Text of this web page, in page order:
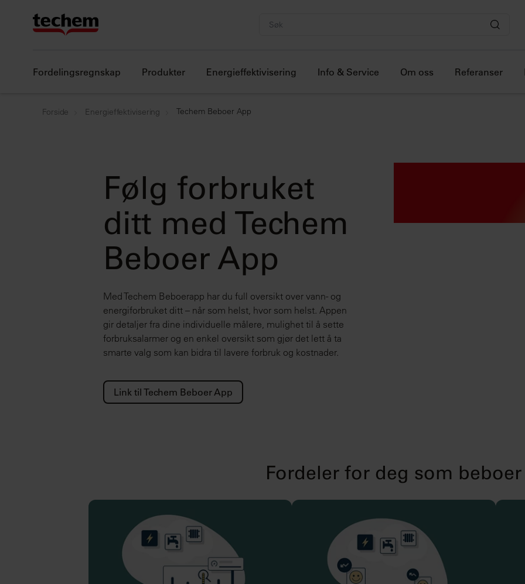
Fordelingsregnskap Produkter Energieffektivisering Info & Service Om oss Referanser
Forside Energieffektivisering Techem Beboer App
Følg forbruket
ditt med Techem
Beboer App
Med Techem Beboerapp har du full oversikt over vann- og
energiforbruket ditt – når som helst, hvor som helst. Appen
gir detaljer fra dine individuelle målere, mulighet til å sette
forbruksalarmer og en enkel oversikt som gjør det lett å ta
smarte valg som kan bidra til lavere forbruk og kostnader.
Link til Techem Beboer App
Fordeler for deg som beboer